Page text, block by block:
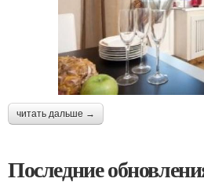
читать дальше →
Последние